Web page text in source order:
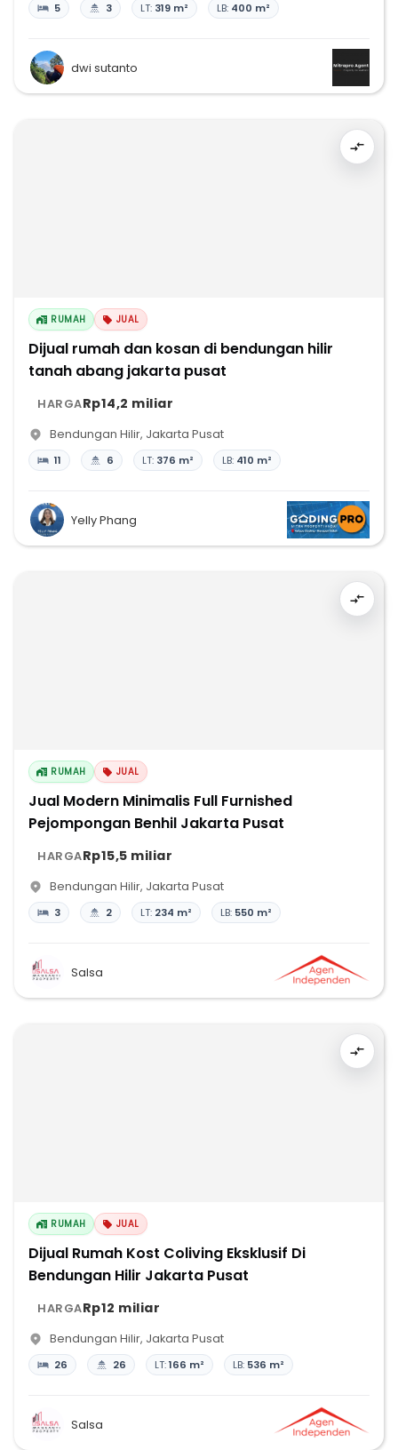
5 3 LT: 319 m² LB: 400 m²
dwi sutanto
RUMAH JUAL
Dijual rumah dan kosan di bendungan hilir
tanah abang jakarta pusat
HARGARp14,2 miliar
Bendungan Hilir, Jakarta Pusat
11 6 LT: 376 m² LB: 410 m²
Yelly Phang
RUMAH JUAL
Jual Modern Minimalis Full Furnished
Pejompongan Benhil Jakarta Pusat
HARGARp15,5 miliar
Bendungan Hilir, Jakarta Pusat
3 2 LT: 234 m² LB: 550 m²
Salsa
RUMAH JUAL
Dijual Rumah Kost Coliving Eksklusif Di
Bendungan Hilir Jakarta Pusat
HARGARp12 miliar
Bendungan Hilir, Jakarta Pusat
26 26 LT:166 m² LB: 536 m²
Salsa